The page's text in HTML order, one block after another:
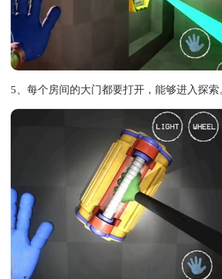
5、每个房间的大门都要打开，能够进入探索